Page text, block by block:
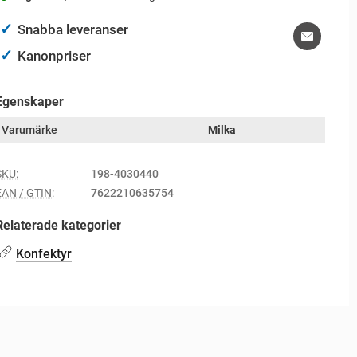
✓ Snabba leveranser
✓ Kanonpriser
Varumärke Milka
198-4030440
/ GTIN:
7622210635754
kategorier
Konfektyr